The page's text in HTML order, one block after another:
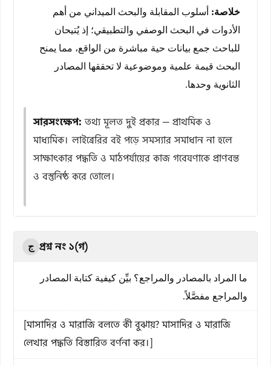
خلاصة: أسلوب المقابلة والبحث الميداني من أهم
الأدوات في البحث الوصفي والتطبيقي؛ إذ يُتيحان
للباحث جمع بيانات حية مباشرة من الواقع، مما يمنح
البحث قيمة علمية وموضوعية لا تحققها المصادر
الثانوية وحدها.
সারসংক্ষেপ: তথ্য মূলত দুই প্রকার — প্রাথমিক ও
মাধ্যমিক। লাইব্রেরির বই পড়ে সমস্যার সমাধান না হলে
সাক্ষাৎকার পদ্ধতি ও মাঠপর্যায়ের কাজ গবেষণাকে প্রাণবন্ত
ও বস্তুনিষ্ঠ করে তোলে।
ج প্রশ্ন নং ১(গ)
ما المراد بالمصادر والمراجع؟ بيِّن كيفية كتابة المصادر
والمراجع مفصَّلاً.
[মাসাদির ও মারাজি বলতে কী বুঝায়? মাসাদির ও মারাজি
লেখার পদ্ধতি বিস্তারিত বর্ণনা কর।]